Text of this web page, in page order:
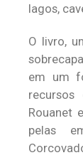
lagos,
O livro,
em um
Rouanet
pelas